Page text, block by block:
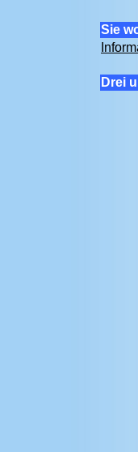
Sie
Drei